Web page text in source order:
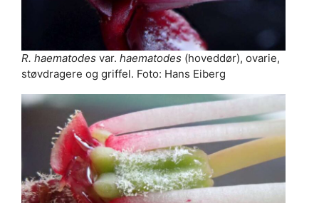
R. haematodes var. haematodes (hoveddør), ovarie,
støvdragere og griffel. Foto: Hans Eiberg